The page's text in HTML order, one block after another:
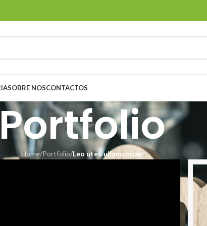
SOBRE NOSCONTACTOS
Portfolio
Home/Portfolio/Leo uteu ullamcorper